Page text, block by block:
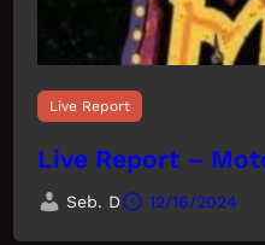
Live Report
Live Report –
Seb. D 12/16/2024